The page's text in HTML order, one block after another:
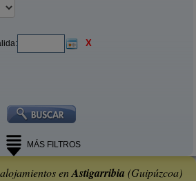
X
MÁS FILTROS
enAstigarribia (Guipúzcoa)